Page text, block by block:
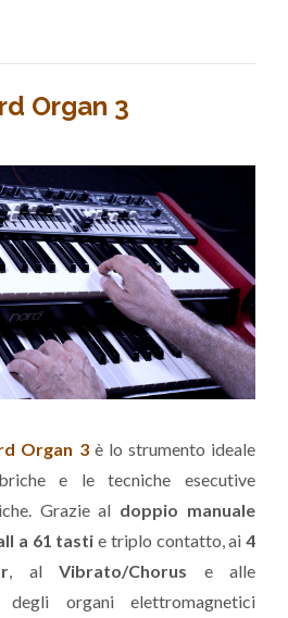
Organ 3
Organ 3è lo strumento ideale
e le tecniche esecutive
Grazie al doppio manuale
a 61 tasti e triplo contatto, ai 4
, al Vibrato/Chorus e alle
organi elettromagnetici